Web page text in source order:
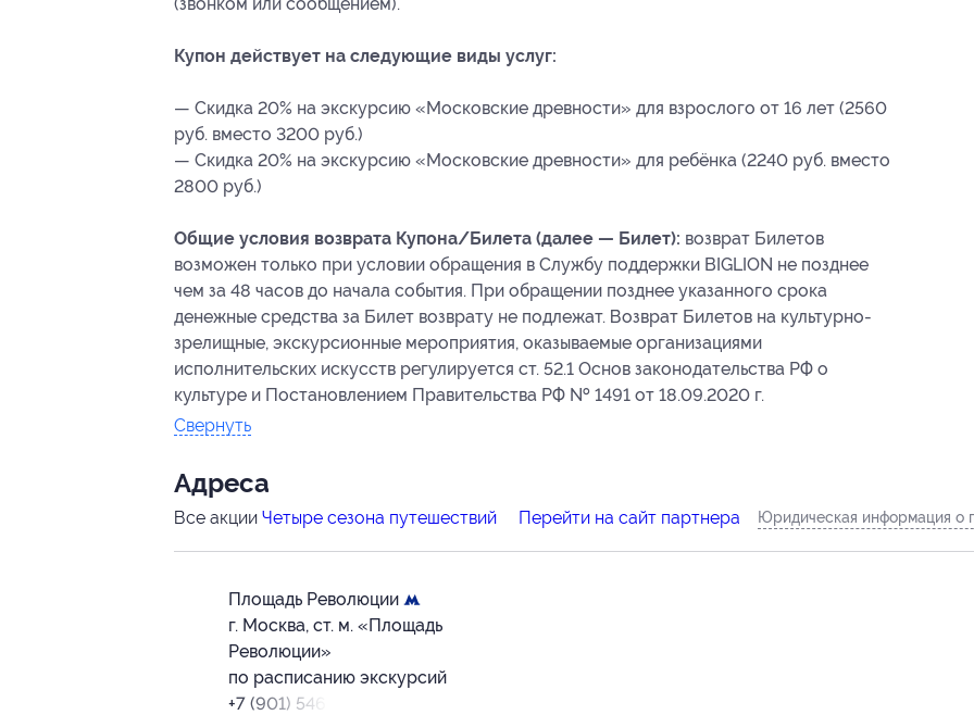
Купон действует на следующие виды услуг:
— Скидка 20% на экскурсию «Московские древности» для взрослого от 16 лет (2560
руб. вместо 3200 руб.)
— Скидка 20% на экскурсию «Московские древности» для ребёнка (2240 руб. вместо
2800 руб.)
Общие условия возврата Купона/Билета (далее — Билет): возврат Билетов
возможен только при условии обращения в Службу поддержки BIGLION не позднее
чем за 48 часов до начала события. При обращении позднее указанного срока
денежные средства за Билет возврату не подлежат. Возврат Билетов на культурно-
зрелищные, экскурсионные мероприятия, оказываемые организациями
исполнительских искусств регулируется ст. 52.1 Основ законодательства РФ о
культуре и Постановлением Правительства РФ № 1491 от 18.09.2020 г.
Свернуть
Адресa
Все акции Четыре сезона путешествий Перейти на сайт партнера Юридическая информация о
Площадь Революции
г. Москва, ст. м. «Площадь
Революции»
по расписанию экскурсий
+7 (901) 546-55-92